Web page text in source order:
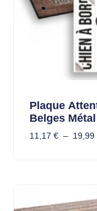
Plaque
Belges
11,17 € – 19,99